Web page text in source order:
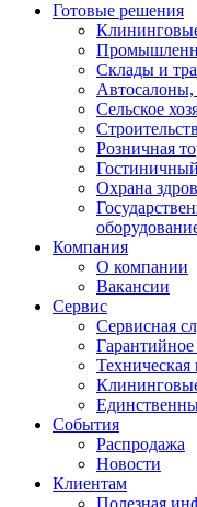
Готовые решения
Склады и
Автосалоны,
Сельское
Розничная
Охрана
Компания
О компании
Вакансии
Сервис
Сервисная
Техническая
События
Распродажа
Новости
Клиентам
Полезная